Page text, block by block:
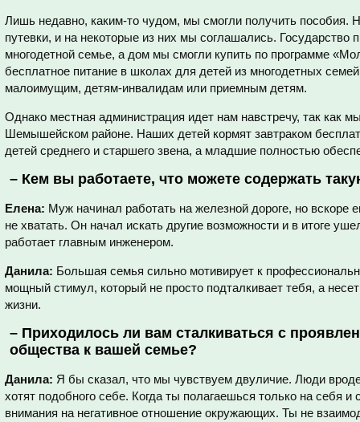
Лишь недавно, каким-то чудом, мы смогли получить пособия.
путевки, и на некоторые из них мы соглашались. Государство
многодетной семье, а дом мы смогли купить по программе
бесплатное питание в школах для детей из многодетных
малоимущим, детям-инвалидам или приемным детям.
Однако местная администрация идет нам навстречу, так как
Шемышейском районе. Наших детей кормят завтраком
детей среднего и старшего звена, а младшие полностью
– Кем вы работаете, что можете содержать
Елена: Муж начинал работать на железной дороге, но вскоре
не хватать. Он начал искать другие возможности и в итоге
работает главным инженером.
Данила: Большая семья сильно мотивирует к
мощный стимул, который не просто подталкивает тебя, а
жизни.
– Приходилось ли вам сталкиваться с
общества к вашей семье?
Данила: Я бы сказал, что мы чувствуем двуличие. Люди
хотят подобного себе. Когда ты полагаешься только на себя
внимания на негативное отношение окружающих. Ты не